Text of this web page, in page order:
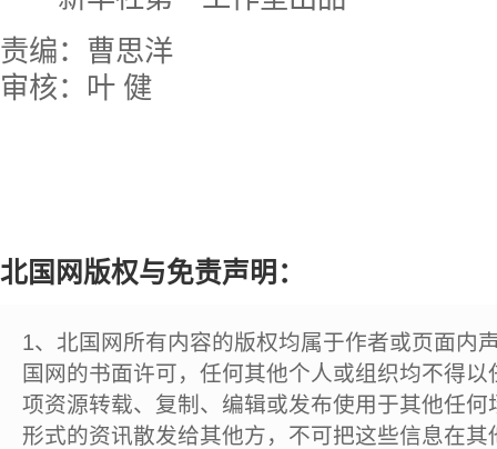
责编：曹思洋
审核：叶 健
北国网版权与免责声明：
1、北国网所有内容的版权均属于作者或页面内
国网的书面许可，任何其他个人或组织均不得
项资源转载、复制、编辑或发布使用于其他任
形式的资讯散发给其他方，不可把这些信息在